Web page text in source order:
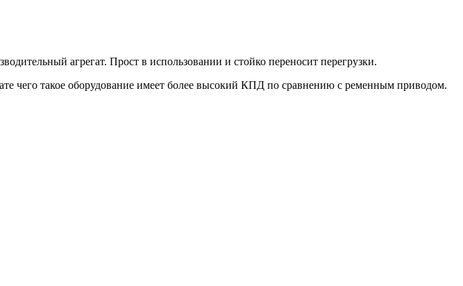
агрегат. Прост в использовании и стойко переносит перегрузки.
чего такое оборудование имеет более высокий КПД по сравнению с ременным приводом.